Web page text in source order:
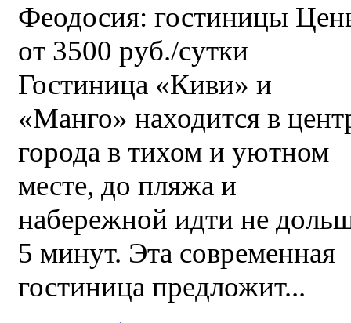
Феодосия: гостиницы
от 3500 руб./сутки
Гостиница «Киви» и
«Манго» находится в
города в тихом и уютном
месте, до пляжа и
набережной идти не
5 минут. Эта современная
гостиница предложит...